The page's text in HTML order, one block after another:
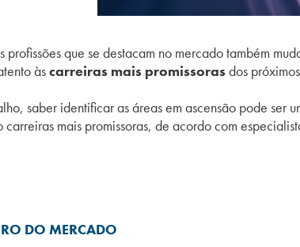
que se destacam no mercado também
àscarreiras mais promissorasdos
saber identificar as áreas em ascensão pode ser
mais promissoras, de acordo com
DO MERCADO